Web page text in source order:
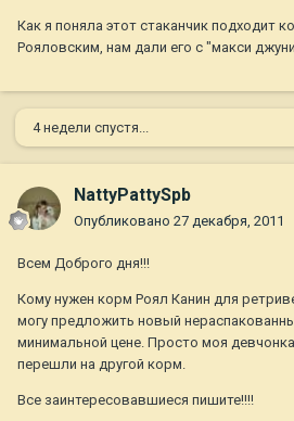
Как я поняла этот стаканчик подходит
Рояловским, нам дали его с "макси
4 недели спустя...
NattyPattySpb
Опубликовано 27 декабря, 2011
Всем Доброго дня!!!
Кому нужен корм Роял Канин для
могу предложить новый
минимальной цене. Просто моя
перешли на другой корм.
Все заинтересовавшиеся пишите!!!!